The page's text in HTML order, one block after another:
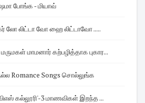
போங்க - மியாவ்
லோ லிட்டா வோ ஹை லிட்டாவோ .....
மாமனார் கற்பழித்தாக புகார...
Romance Songs சொல்லுங்க
கல்லூரி'-3 மாணவிகள் இறந்த ...